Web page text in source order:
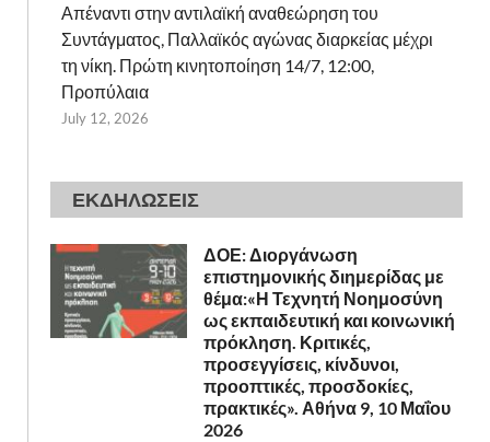
Απέναντι στην αντιλαϊκή αναθεώρηση του
Συντάγματος, Παλλαϊκός αγώνας διαρκείας μέχρι
τη νίκη. Πρώτη κινητοποίηση 14/7, 12:00,
Προπύλαια
July 12, 2026
ΕΚΔΗΛΩΣΕΙΣ
ΔΟΕ: Διοργάνωση
επιστημονικής διημερίδας με
θέμα:«Η Τεχνητή Νοημοσύνη
ως εκπαιδευτική και κοινωνική
πρόκληση. Κριτικές,
προσεγγίσεις, κίνδυνοι,
προοπτικές, προσδοκίες,
πρακτικές». Αθήνα 9, 10 Μαΐου
2026